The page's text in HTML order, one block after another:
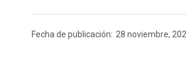
Fecha de publicación: 28 noviembre,